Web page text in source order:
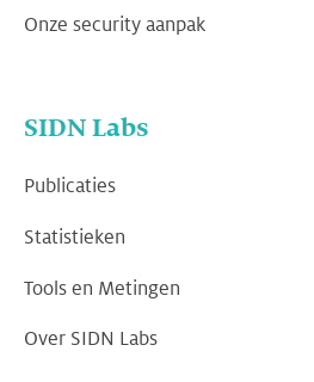
Onze security aanpak
SIDN Labs
Publicaties
Statistieken
Tools en Metingen
Over SIDN Labs